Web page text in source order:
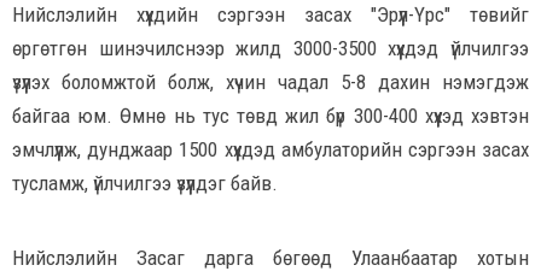
Нийслэлийн хүүхдийн сэргээн засах "Эрүүл-Үрс" төвийг
өргөтгөн шинэчилснээр жилд 3000-3500 хүүхдэд үйлчилгээ
үзүүлэх боломжтой болж, хүчин чадал 5-8 дахин нэмэгдэж
байгаа юм. Өмнө нь тус төвд жил бүр 300-400 хүүхэд хэвтэн
эмчлүүлж, дунджаар 1500 хүүхдэд амбулаторийн сэргээн засах
тусламж, үйлчилгээ үзүүлдэг байв.
Нийслэлийн Засаг дарга бөгөөд Улаанбаатар хотын